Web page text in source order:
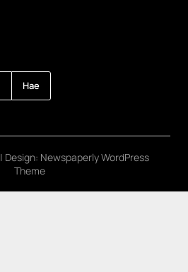
| Design: Newspaperly WordPress
Theme